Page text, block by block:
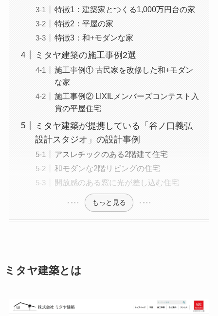
特徴1：建築家とつくる1,000万円台の家
特徴2：平屋の家
特徴3：和+モダンな家
ミタヤ建築の施工事例2選
施工事例① 古民家を改修した和+モダン
な家
施工事例② LIXILメンバーズコンテスト入
賞の平屋住宅
ミタヤ建築が提携している「谷ノ口義弘
設計スタジオ」の設計事例
アスレチックのある2階建て住宅
和モダンな2階リビングの住宅
開放感のある窓に光が差し込む住宅
もっと見る
ミタヤ建築とは